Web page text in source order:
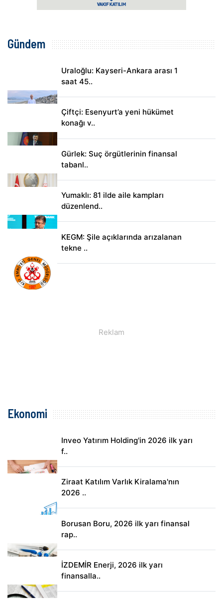
Gündem
Uraloğlu: Kayseri-Ankara arası 1
saat 45..
Çiftçi: Esenyurt’a yeni hükümet
konağı v..
Gürlek: Suç örgütlerinin finansal
tabanl..
Yumaklı: 81 ilde aile kampları
düzenlend..
KEGM: Şile açıklarında arızalanan
tekne ..
Ekonomi
Inveo Yatırım Holding'in 2026 ilk yarı
f..
Ziraat Katılım Varlık Kiralama'nın
2026 ..
Borusan Boru, 2026 ilk yarı finansal
rap..
İZDEMİR Enerji, 2026 ilk yarı
finansalla..